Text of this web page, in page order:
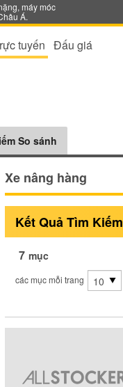
máy móc
Á.
tuyến Đấu giá
So sánh
Xe nâng hàng
Kết Quả Tìm Kiếm
7 mục
các mục mỗi trang